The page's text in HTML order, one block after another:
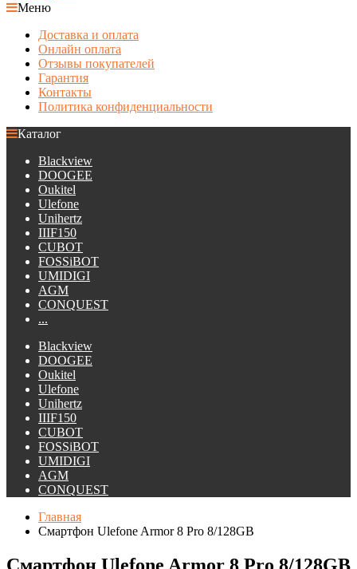
Меню
Доставка и оплата
Онлайн оплата
Отзывы покупателей
Гарантия
Контакты
Политика конфиденциальности
Каталог
Blackview
DOOGEE
Oukitel
Ulefone
Unihertz
IIIF150
CUBOT
FOSSiBOT
UMIDIGI
AGM
CONQUEST
...
Blackview
DOOGEE
Oukitel
Ulefone
Unihertz
IIIF150
CUBOT
FOSSiBOT
UMIDIGI
AGM
CONQUEST
Главная
Смартфон Ulefone Armor 8 Pro 8/128GB